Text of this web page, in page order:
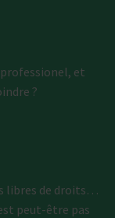
et
?
libres de droits…
peut-être pas